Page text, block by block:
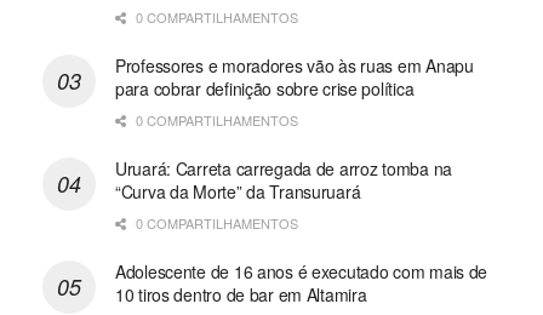
0 COMPARTILHAMENTOS
Professores e moradores vão às ruas em Anapu
para cobrar definição sobre crise política
0 COMPARTILHAMENTOS
Uruará: Carreta carregada de arroz tomba na
“Curva da Morte” da Transuruará
0 COMPARTILHAMENTOS
Adolescente de 16 anos é executado com mais de
10 tiros dentro de bar em Altamira